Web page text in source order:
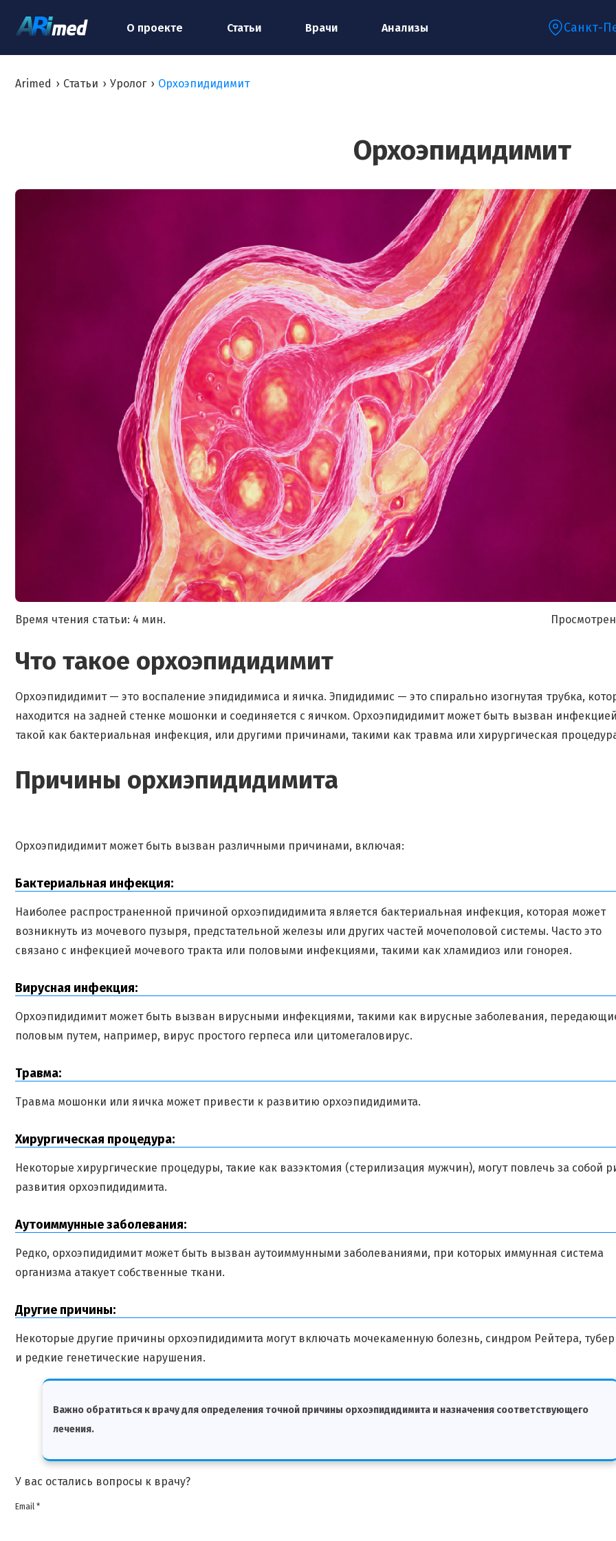
О проекте Статьи Врачи Анализы Санкт-
Arimed › Статьи › Уролог › Орхоэпидидимит
Орхоэпидидимит
Время чтения статьи: 4 мин.
Что такое орхоэпидидимит
Орхоэпидидимит — это воспаление эпидидимиса и яичка. Эпидидимис — это спирально изогнутая трубка,
находится на задней стенке мошонки и соединяется с яичком. Орхоэпидидимит может быть вызван
такой как бактериальная инфекция, или другими причинами, такими как травма или хирургическая
Причины орхиэпидидимита
Орхоэпидидимит может быть вызван различными причинами, включая:
Бактериальная инфекция:
Наиболее распространенной причиной орхоэпидидимита является бактериальная инфекция, которая может
возникнуть из мочевого пузыря, предстательной железы или других частей мочеполовой системы. Часто это
связано с инфекцией мочевого тракта или половыми инфекциями, такими как хламидиоз или гонорея.
Вирусная инфекция:
Орхоэпидидимит может быть вызван вирусными инфекциями, такими как вирусные заболевания,
половым путем, например, вирус простого герпеса или цитомегаловирус.
Травма:
Травма мошонки или яичка может привести к развитию орхоэпидидимита.
Хирургическая процедура:
Некоторые хирургические процедуры, такие как вазэктомия (стерилизация мужчин), могут повлечь за собой
развития орхоэпидидимита.
Аутоиммунные заболевания:
Редко, орхоэпидидимит может быть вызван аутоиммунными заболеваниями, при которых иммунная система
организма атакует собственные ткани.
Другие причины:
Некоторые другие причины орхоэпидидимита могут включать мочекаменную болезнь, синдром Рейтера,
и редкие генетические нарушения.
Важно обратиться к врачу для определения точной причины орхоэпидидимита и назначения соответствующего
лечения.
У вас остались вопросы к врачу?
Email *
Ваш e-mail:*
Я согласен наобработку моих персональных данных